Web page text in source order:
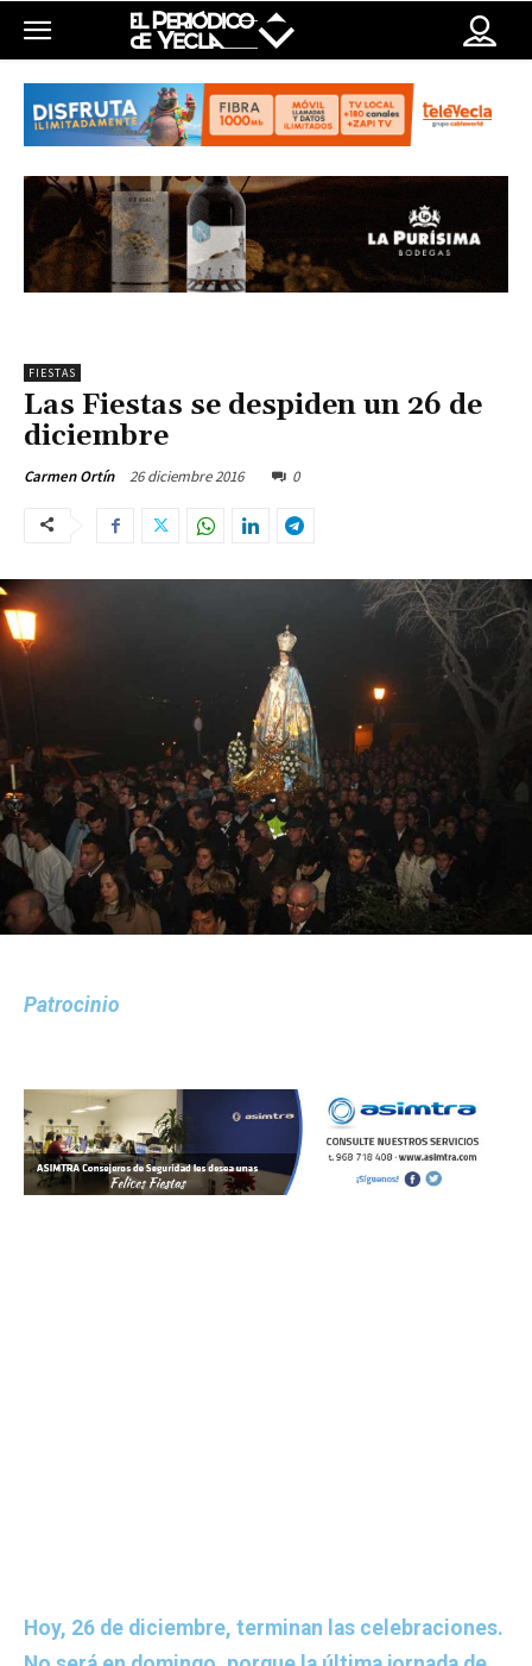
FIESTAS
Las Fiestas se despiden un 26 de
diciembre
Carmen Ortín 26 diciembre 2016 0
Patrocinio
Hoy, 26 de diciembre, terminan las celebraciones.